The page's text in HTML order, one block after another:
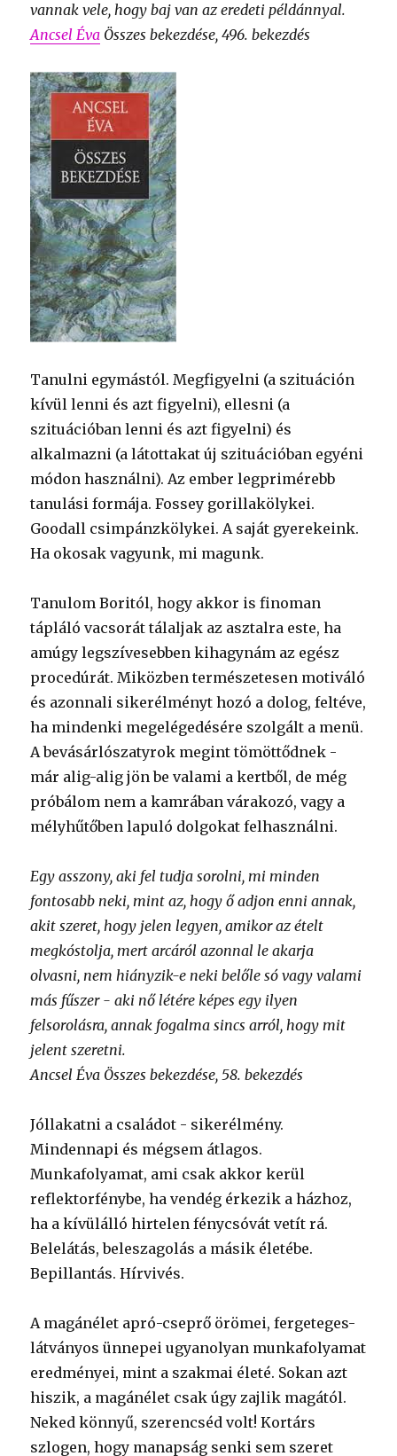
vannak vele, hogy baj van az eredeti példánnyal.
Ancsel Éva Összes bekezdése, 496. bekezdés
Tanulni egymástól. Megfigyelni (a szituáción
kívül lenni és azt figyelni), ellesni (a
szituációban lenni és azt figyelni) és
alkalmazni (a látottakat új szituációban egyéni
módon használni). Az ember legprimérebb
tanulási formája. Fossey gorillakölykei.
Goodall csimpánzkölykei. A saját gyerekeink.
Ha okosak vagyunk, mi magunk.
Tanulom Boritól, hogy akkor is finoman
tápláló vacsorát tálaljak az asztalra este, ha
amúgy legszívesebben kihagynám az egész
procedúrát. Miközben természetesen motiváló
és azonnali sikerélményt hozó a dolog, feltéve,
ha mindenki megelégedésére szolgált a menü.
A bevásárlószatyrok megint tömöttődnek -
már alig-alig jön be valami a kertből, de még
próbálom nem a kamrában várakozó, vagy a
mélyhűtőben lapuló dolgokat felhasználni.
Egy asszony, aki fel tudja sorolni, mi minden
fontosabb neki, mint az, hogy ő adjon enni annak,
akit szeret, hogy jelen legyen, amikor az ételt
megkóstolja, mert arcáról azonnal le akarja
olvasni, nem hiányzik-e neki belőle só vagy valami
más fűszer - aki nő létére képes egy ilyen
felsorolásra, annak fogalma sincs arról, hogy mit
jelent szeretni.
Ancsel Éva Összes bekezdése, 58. bekezdés
Jóllakatni a családot - sikerélmény.
Mindennapi és mégsem átlagos.
Munkafolyamat, ami csak akkor kerül
reflektorfénybe, ha vendég érkezik a házhoz,
ha a kívülálló hirtelen fénycsóvát vetít rá.
Belelátás, beleszagolás a másik életébe.
Bepillantás. Hírvivés.
A magánélet apró-cseprő örömei, fergeteges-
látványos ünnepei ugyanolyan munkafolyamat
eredményei, mint a szakmai életé. Sokan azt
hiszik, a magánélet csak úgy zajlik magától.
Neked könnyű, szerencséd volt! Kortárs
szlogen, hogy manapság senki sem szeret